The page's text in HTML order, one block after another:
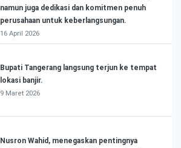
namun juga dedikasi dan komitmen penuh
perusahaan untuk keberlangsungan.
16 April 2026
Bupati Tangerang langsung terjun ke tempat
lokasi banjir.
9 Maret 2026
Nusron Wahid, menegaskan pentingnya